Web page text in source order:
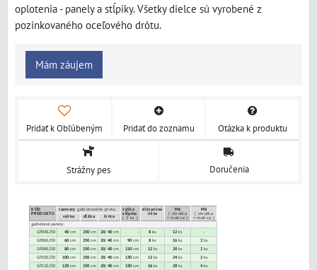
oplotenia - panely a stĺpiky. Všetky dielce sú vyrobené z
pozinkovaného oceľového drôtu.
Mám záujem
Pridať k Obľúbeným Pridať do zoznamu Otázka k produktu
Strážny pes Doručenia
KÓD
PRODUKTU
rozmery gabionového prvku výška
stĺpika
( 2 ks )
dištančná
lišta
M6
( skrutka
+ matica )
M8
( skrutka
+ matica )
výška dĺžka
šírka
gabiónové panely:
GP.040.250
40cm 250cm 20/ 40cm - 8 ks 12 ks
-
GP.060.250
60cm 250cm 20/ 40cm 90cm 8 ks 16 ks 2ks
GP.080.250
80cm 250cm 20/ 40cm 110cm 12ks 20ks 2ks
GP.100.250
100cm 250cm 20/ 40cm 130cm 12ks 24ks 2ks
GP.120.250
120cm 250cm 20/ 40cm 150cm 16ks 28 ks 4ks